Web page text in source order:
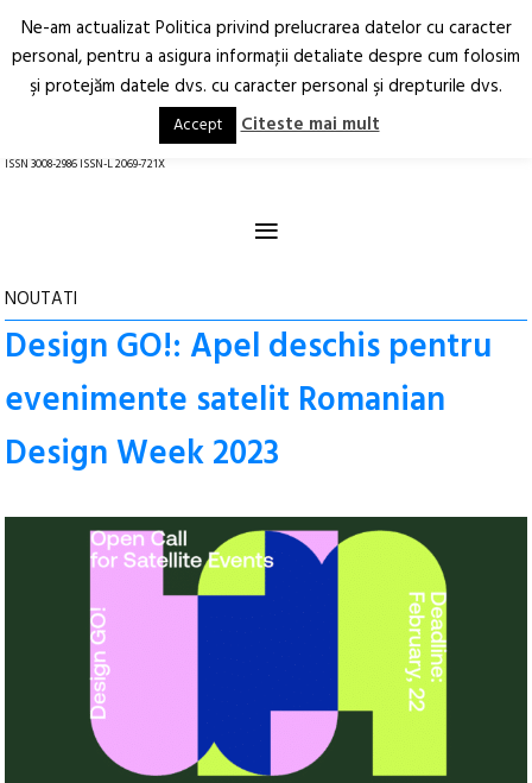
Arhitectură.
Oraș.
RO EN
ISSN 3008-2986 ISSN-L 2069-721X
≡
NOUTATI
Design GO!: Apel deschis pentru
evenimente satelit Romanian
Design Week 2023
Ne-am actualizat Politica privind prelucrarea datelor cu caracter
personal, pentru a asigura informaţii detaliate despre cum folosim
şi protejăm datele dvs. cu caracter personal şi drepturile dvs.
Accept Citeste mai mult